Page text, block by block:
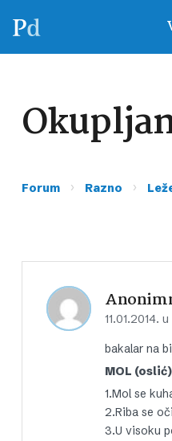
Forum › Razno ›
11.01.2014. u
bakalar na
MOL
1.Mol se
2.Riba se
3.U visoku